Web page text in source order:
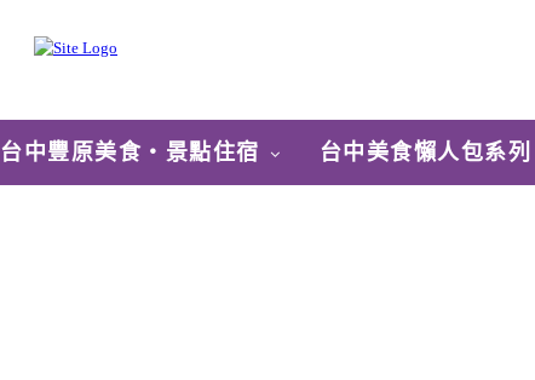
台中豐原美食‧景點住宿 台中美食懶人包系列